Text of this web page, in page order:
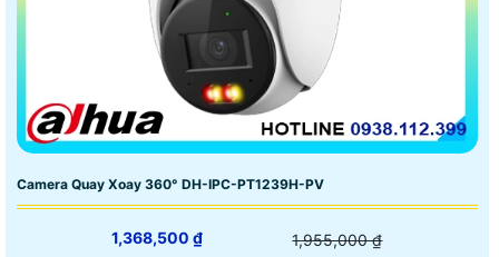
Camera Quay Xoay 360° DH-IPC-PT1239H-PV
1,368,500 ₫ 1,955,000 ₫